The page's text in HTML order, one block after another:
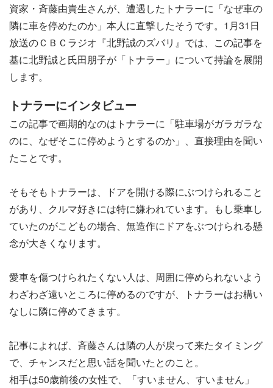
資家・斉藤由貴生さんが、遭遇したトナラーに「なぜ車の
隣に車を停めたのか」本人に直撃したそうです。1月31日
放送のＣＢＣラジオ『北野誠のズバリ』では、この記事を
基に北野誠と氏田朋子が「トナラー」について持論を展開
します。
トナラーにインタビュー
この記事で画期的なのはトナラーに「駐車場がガラガラな
のに、なぜそこに停めようとするのか」、直接理由を聞い
たことです。
そもそもトナラーは、ドアを開ける際にぶつけられること
があり、クルマ好きには特に嫌われています。もし乗車し
ていたのがこどもの場合、無造作にドアをぶつけられる懸
念が大きくなります。
愛車を傷つけられたくない人は、周囲に停められないよう
わざわざ遠いところに停めるのですが、トナラーはお構い
なしに隣に停めてきます。
記事によれば、斉藤さんは隣の人が戻って来たタイミング
で、チャンスだと思い話を聞いたとのこと。
相手は50歳前後の女性で、「すいません、すいません」